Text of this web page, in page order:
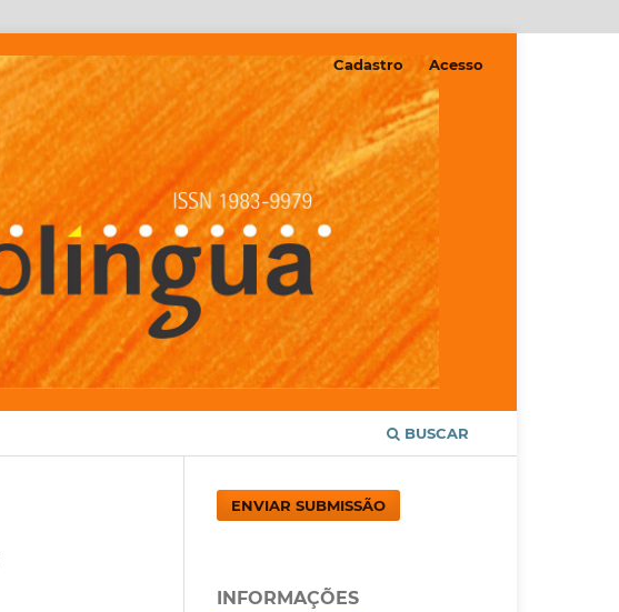
BUSCAR
Cadastro Acesso
ENVIAR SUBMISSÃO
INFORMAÇÕES